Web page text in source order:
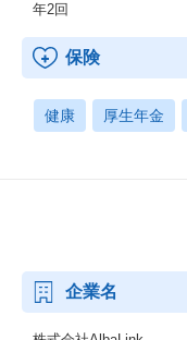
年2回
保険
健康 厚生年金
企業名